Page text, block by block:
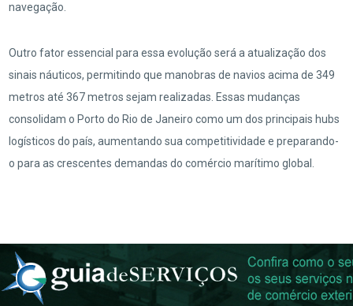
navegação.
Outro fator essencial para essa evolução será a atualização dos
sinais náuticos, permitindo que manobras de navios acima de 349
metros até 367 metros sejam realizadas. Essas mudanças
consolidam o Porto do Rio de Janeiro como um dos principais hubs
logísticos do país, aumentando sua competitividade e preparando-
o para as crescentes demandas do comércio marítimo global.